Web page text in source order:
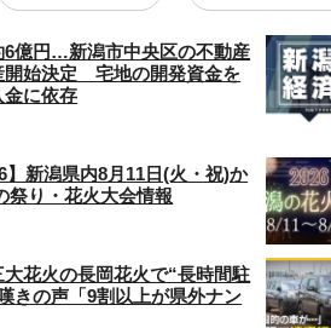
6億円…新潟市中央区の不動産
開始決定 宅地の開発資金を
金に依存
】新潟県内8月11日(火・祝)か
祭り・花火大会情報
大花火の長岡花火で“長時間駐
きの声「9割以上が県外ナン